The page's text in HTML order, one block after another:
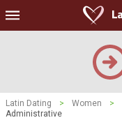
Latin Dating > Women >
Administrative